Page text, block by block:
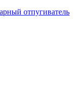
отпугиватель